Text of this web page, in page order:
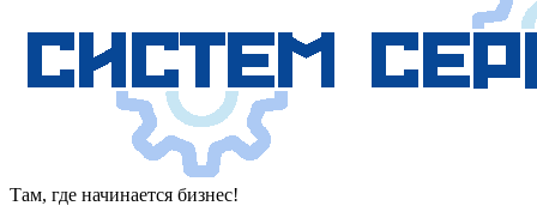
Там, где начинается бизнес!